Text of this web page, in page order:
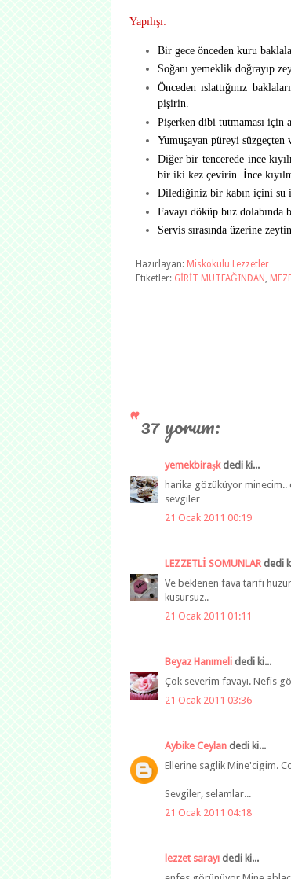
Yapılışı:
Bir gece önceden kuru
Soğanı yemeklik doğrayıp
Önceden ıslattığınız
pişirin.
Pişerken dibi tutmaması için
Yumuşayan püreyi
Diğer bir tencerede ince
bir iki kez çevirin. İnce
Dilediğiniz bir kabın içini su
Favayı döküp buz dolabında
Servis sırasında üzerine
Hazırlayan: Miskokulu Lezzetler
Etiketler: GİRİT MUTFAĞINDAN ,
37 yorum:
yemekbiraşkdedi ki...
harika gözüküyor minecim..
sevgiler
21 Ocak 2011 00:19
LEZZETLİ SOMUNLAR dedi
Ve beklenen fava tarifi
kusursuz..
21 Ocak 2011 01:11
Beyaz Hanımeli dedi ki...
Çok severim favayı. Nefis
21 Ocak 2011 03:36
Aybike Ceylan dedi ki...
Ellerine saglik Mine'cigim.
Sevgiler, selamlar...
21 Ocak 2011 04:18
lezzet sarayı dedi ki...